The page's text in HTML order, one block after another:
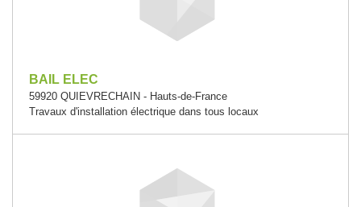
BAIL ELEC
59920 QUIEVRECHAIN - Hauts-de-France
Travaux d'installation électrique dans tous locaux